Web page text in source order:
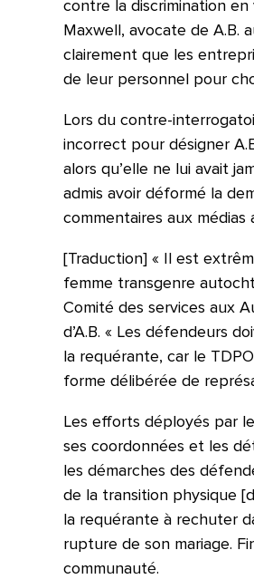
contre la discrimination
Maxwell, avocate de A.B.
clairement que les
de leur personnel pour
Lors du contre-
incorrect pour désigner
alors qu’elle ne lui avait
admis avoir déformé la
commentaires aux
[Traduction] « Il est
femme transgenre
Comité des services aux
d’A.B. « Les défendeurs
la requérante, car le
forme délibérée de
Les efforts déployés par
ses coordonnées et les
les démarches des
de la transition physique
la requérante à rechuter
rupture de son mariage.
communauté.